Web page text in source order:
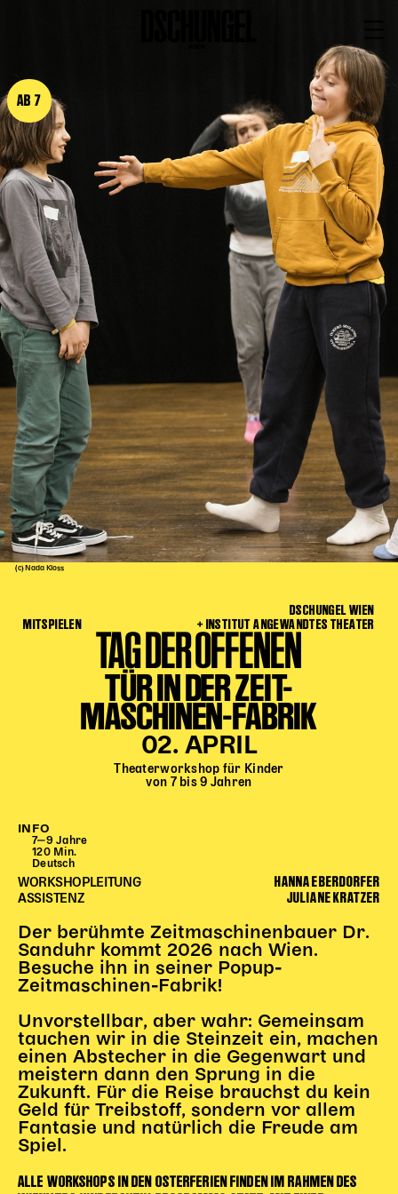
BARRIEREFREI
Spielplan
Vorstellungen
Festivals
Wild & Schön Festival
Gastspiele
Extras
Available for Touring
Archiv
MITSPIELEN
Macht Wahn Sinn
Kinder Kunst
Workshops
Abenteuernacht
Kinder-Redaktion
Junge Kunst
Next Generation
Dramaturgie + Stadt
Theaterwerkstätten
PÄDAGOGIK
Kunst + Wissen
Rund um den Vorstellungsbesuch
TheaterPaket
Partnerklasse + Partnerschule
Schulabenteuernacht
Probenklasse
Theaterklasse
Vorstellungen für pädagogische Institutionen
PädagogikClub
Sommerfest
Open House
Newsletter für pädagogische Institutionen
(c) Nada Kloss
MITSPIELEN
DSCHUNGEL WIEN
+ INSTITUT ANGEWANDTES THEATER
TAG DER OFFENEN
TÜR IN DER ZEIT-
MASCHINEN-FABRIK
02. APRIL
Theaterworkshop für Kinder
von 7 bis 9 Jahren
AB 7
INFO
7‒9 Jahre
120 Min.
Deutsch
WORKSHOPLEITUNG HANNA EBERDORFER
ASSISTENZ JULIANE KRATZER
Der berühmte Zeitmaschinenbauer Dr.
Sanduhr kommt 2026 nach Wien.
Besuche ihn in seiner Popup-
Zeitmaschinen-Fabrik!
Unvorstellbar, aber wahr: Gemeinsam
tauchen wir in die Steinzeit ein, machen
einen Abstecher in die Gegenwart und
meistern dann den Sprung in die
Zukunft. Für die Reise brauchst du kein
Geld für Treibstoff, sondern vor allem
Fantasie und natürlich die Freude am
Spiel.
ALLE WORKSHOPS IN DEN OSTERFERIEN FINDEN IM RAHMEN DES